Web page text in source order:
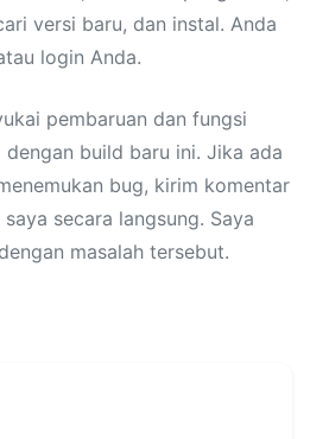
versi baru, dan instal. Anda
login Anda.
pembaruan dan fungsi
build baru ini. Jika ada
bug, kirim komentar
secara langsung. Saya
masalah tersebut.